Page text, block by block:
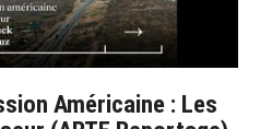
Américaine : Les